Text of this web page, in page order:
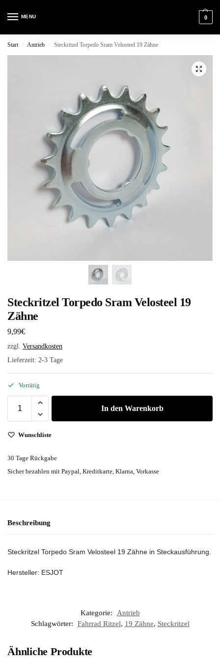
MENU 0
Start / Antrieb / Steckritzel Torpedo Sram Velosteel 19 Zähne
Steckritzel Torpedo Sram Velosteel 19
Zähne
9,99€
zzgl. Versandkosten
Lieferzeit: 2-3 Tage
Vorrätig
In den Warenkorb
Wunschliste
30 Tage Rückgabe
Sicher bezahlen mit Paypal, Kreditkarte, Klarna, Vorkasse
Beschreibung
Steckritzel Torpedo Sram Velosteel 19 Zähne in Steckausführung.
Hersteller: ESJOT
Kategorie:
Antrieb
Schlagwörter:
Fahrrad Ritzel, 19 Zähne, Steckritzel
Ähnliche Produkte